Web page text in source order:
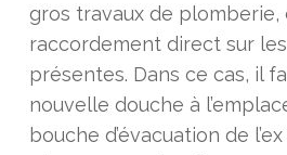
gros travaux de plomberie,
raccordement direct sur
présentes. Dans ce cas, il
nouvelle douche à
bouche d’évacuation de